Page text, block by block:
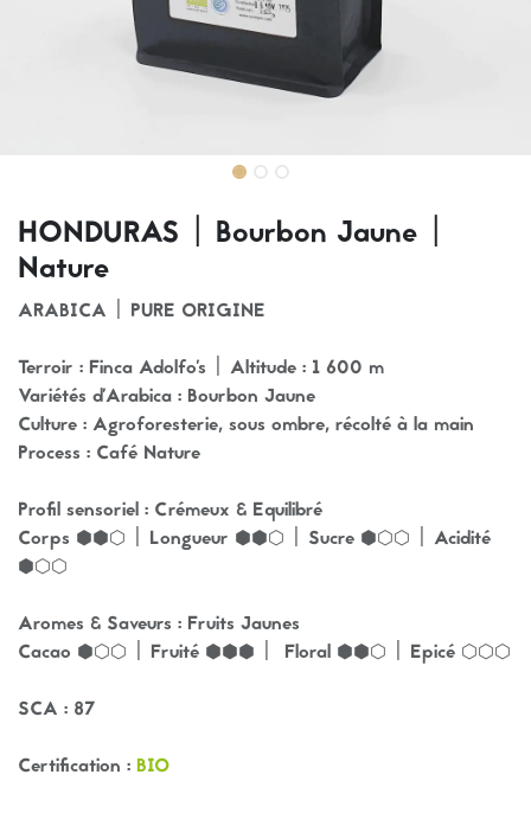
HONDURAS | Bourbon Jaune |
Nature
ARABICA | PURE ORIGINE
Terroir : Finca Adolfo's | Altitude : 1 600 m
Variétés d'Arabica : Bourbon Jaune
Culture : Agroforesterie, sous ombre, récolté à la main
Process : Café Nature
Profil sensoriel : Crémeux & Equilibré
Corps ⬢⬢⬡ | Longueur ⬢⬢⬡ | Sucre ⬢⬡⬡ | Acidité
⬢⬡⬡
Aromes & Saveurs : Fruits Jaunes
Cacao ⬢⬡⬡ | Fruité ⬢⬢⬢ | Floral ⬢⬢⬡ | Epicé ⬡⬡⬡
SCA : 87
Certification : BIO